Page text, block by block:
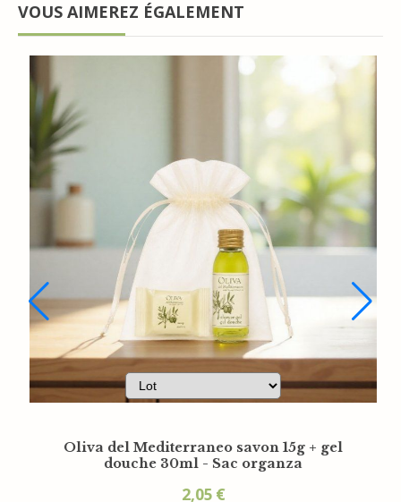
VOUS AIMEREZ ÉGALEMENT
savon 15g + gel douche 30ml + lait
30ml - Sac en organza